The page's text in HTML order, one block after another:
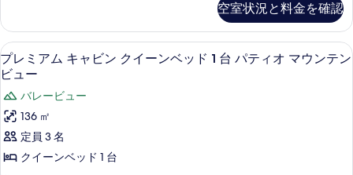
示
す
る
ウ
ン
テ
ン
ビ
ュ
ー
の
マ
ウ
ン
テ
ビ
ュ
ー
の
詳
細
キ
ン
グ
ベ
ッ
ド
1
台
ム
キ
ャ
ビ
ン
キ
ン
グ
ベ
ッ
空室状況と料金を確認
プ
レ
ミ
ア
ム
キ
プレミアム キャビン クイーンベッ
4
プレミアム キャビン クイーンベッド 1 台 パティオ マウンテン
ビュー
バレービュー
136 ㎡
定員 3 名
クイーンベッド 1 台